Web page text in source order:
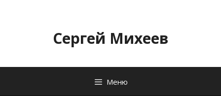
содержимомуСергей Михеев
Меню